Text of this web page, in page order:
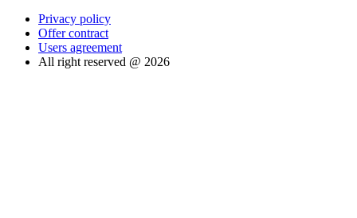
Privacy policy
Offer contract
Users agreement
All right reserved @ 2026